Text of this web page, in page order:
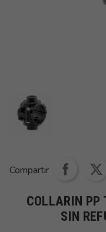
Compartir
COLLARIN PP
SIN